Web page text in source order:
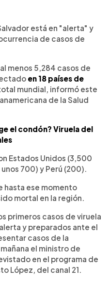
está en "alerta" y
de casos de
menos 5,284 casos de
en 18 países de
mundial, informó este
de la Salud
el condón? Viruela del
Estados Unidos (3,500
700) y Perú (200).
hasta ese momento
mortal en la región.
primeros casos de viruela
y preparados ante el
casos de la
el ministro de
en el programa de
López, del canal 21.